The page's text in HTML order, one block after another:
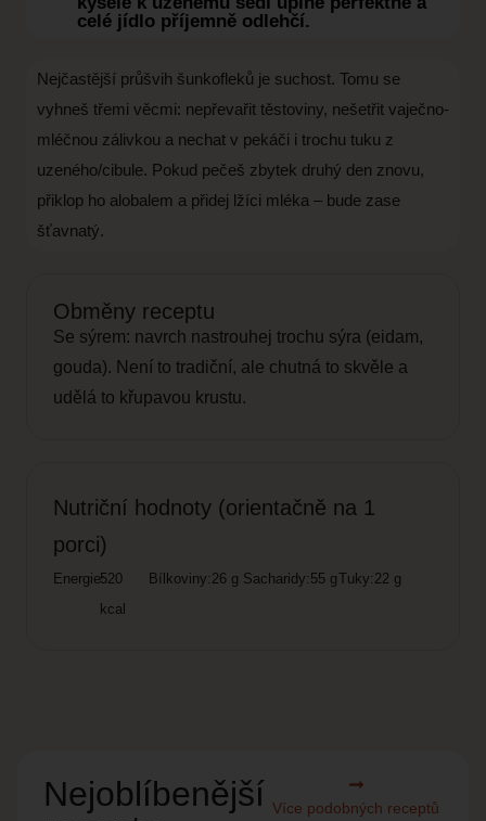
celé jídlo příjemně odlehčí.
Nejčastější průšvih šunkofleků je suchost. Tomu se
vyhneš třemi věcmi: nepřevařit těstoviny, nešetřit vaječno-
mléčnou zálivkou a nechat v pekáči i trochu tuku z
uzeného/cibule. Pokud pečeš zbytek druhý den znovu,
přiklop ho alobalem a přidej lžíci mléka – bude zase
šťavnatý.
Obměny receptu
Se sýrem: navrch nastrouhej trochu sýra (eidam,
gouda). Není to tradiční, ale chutná to skvěle a
udělá to křupavou krustu.
Nutriční hodnoty (orientačně na 1
porci)
Energie:520
kcal
Bílkoviny: 26 g Sacharidy: 55 gTuky: 22 g
Nejoblíbenější Více podobných receptů